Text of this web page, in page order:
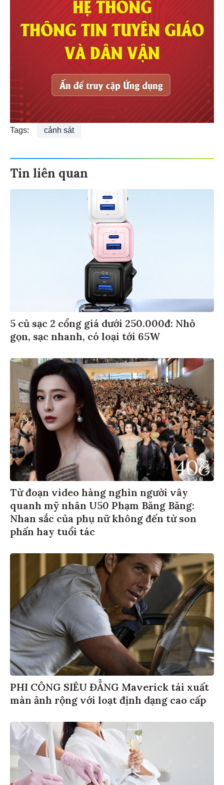
Tags: cảnh sát
Tin liên quan
5 củ sạc 2 cổng giá dưới 250.000đ: Nhỏ
gọn, sạc nhanh, có loại tới 65W
Từ đoạn video hàng nghìn người vây
quanh mỹ nhân U50 Phạm Băng Băng:
Nhan sắc của phụ nữ không đến từ son
phấn hay tuổi tác
PHI CÔNG SIÊU ĐẲNG Maverick tái xuất
màn ảnh rộng với loạt định dạng cao cấp